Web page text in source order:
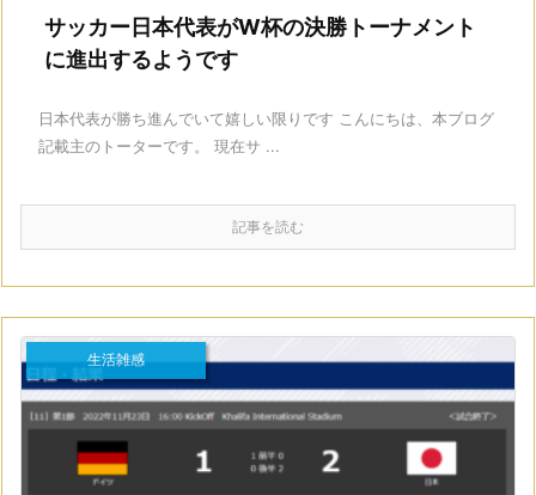
サッカー日本代表がW杯の決勝トーナメント
に進出するようです
日本代表が勝ち進んでいて嬉しい限りです こんにちは、本ブログ
記載主のトーターです。 現在サ ...
記事を読む
生活雑感